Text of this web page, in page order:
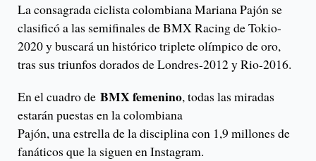
La consagrada ciclista colombiana Mariana Pajón se
clasificó a las semifinales de BMX Racing de Tokio-
2020 y buscará un histórico triplete olímpico de oro,
tras sus triunfos dorados de Londres-2012 y Rio-2016.
En el cuadro de BMX femenino, todas las miradas
estarán puestas en la colombiana
Pajón, una estrella de la disciplina con 1,9 millones de
fanáticos que la siguen en Instagram.